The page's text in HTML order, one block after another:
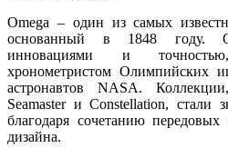
Omega – один из самых
основанный в 1848 году.
инновациями и
хронометристом Олимпийских
астронавтов NASA.
Seamaster и Constellation, стали
благодаря сочетанию
дизайна.